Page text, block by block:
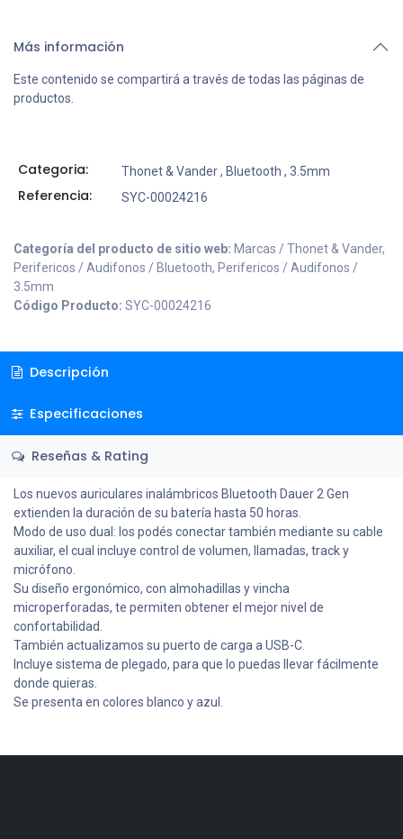
Más información
Este contenido se compartirá a través de todas las páginas de
productos.
Categoria: Thonet & Vander, Bluetooth , 3.5mm
Referencia: SYC-00024216
Categoría del producto de sitio web: Marcas / Thonet & Vander,
Perifericos / Audifonos / Bluetooth, Perifericos / Audifonos /
3.5mm
Código Producto: SYC-00024216
Descripción
Especificaciones
Reseñas & Rating
Los nuevos auriculares inalámbricos Bluetooth Dauer 2 Gen
extienden la duración de su batería hasta 50 horas.
Modo de uso dual: los podés conectar también mediante su cable
auxiliar, el cual incluye control de volumen, llamadas, track y
micrófono.
Su diseño ergonómico, con almohadillas y vincha
microperforadas, te permiten obtener el mejor nivel de
confortabilidad.
También actualizamos su puerto de carga a USB-C.
Incluye sistema de plegado, para que lo puedas llevar fácilmente
donde quieras.
Se presenta en colores blanco y azul.